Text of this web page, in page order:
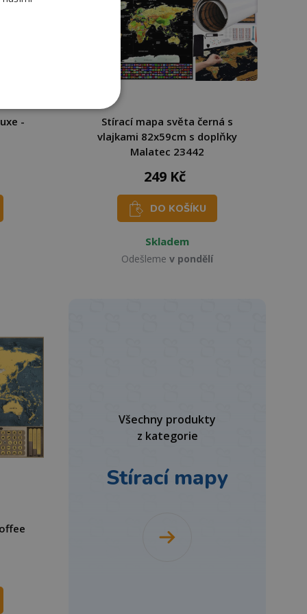
-
Stírací mapa světa černá s
vlajkami 82x59cm s doplňky
Malatec 23442
249 Kč
DO KOŠÍKU
Skladem
Odešleme v pondělí
Všechny produkty
z kategorie
Stírací mapy